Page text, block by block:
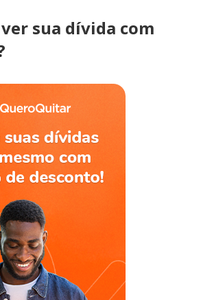
sua dívida com